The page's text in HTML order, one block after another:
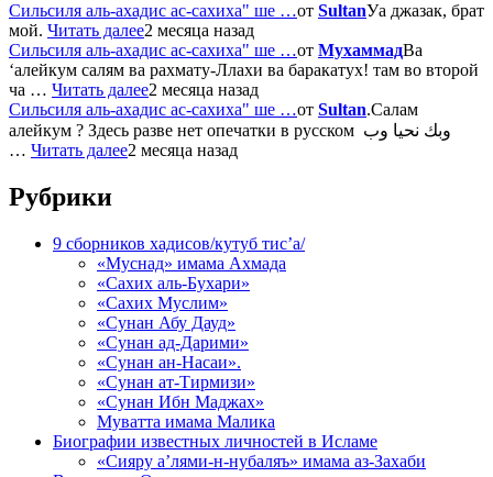
Сильсиля аль-ахадис ас-сахиха" ше …от SultanУа джазак, брат
мой. Читать далее2 месяца назад
Сильсиля аль-ахадис ас-сахиха" ше …от МухаммадВа
‘алейкум салям ва рахмату-Ллахи ва баракатух! там во второй
ча … Читать далее2 месяца назад
Сильсиля аль-ахадис ас-сахиха" ше …от Sultan.Салам
алейкум ? Здесь разве нет опечатки в русском وبك نحيا وب
… Читать далее2 месяца назад
Рубрики
9 сборников хадисов/кутуб тис’а/
«Муснад» имама Ахмада
«Сахих аль-Бухари»
«Сахих Муслим»
«Сунан Абу Дауд»
«Сунан ад-Дарими»
«Сунан ан-Насаи».
«Сунан ат-Тирмизи»
«Сунан Ибн Маджах»
Муватта имама Малика
Биографии известных личностей в Исламе
«Сияру а’лями-н-нубаляъ» имама аз-Захаби